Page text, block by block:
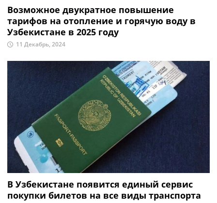
Возможное двукратное повышение
тарифов на отопление и горячую воду в
Узбекистане в 2025 году
11 Декабрь, 2024
В Узбекистане появится единый сервис
покупки билетов на все виды транспорта